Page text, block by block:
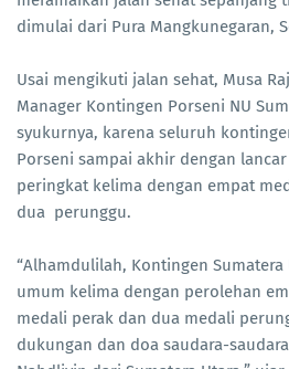
dimulai dari Pura Mangkunegaran,
Usai mengikuti jalan sehat, Musa
Manager Kontingen Porseni NU
syukurnya, karena seluruh
Porseni sampai akhir dengan
peringkat kelima dengan empat
dua perunggu.
“Alhamdulilah, Kontingen
umum kelima dengan perolehan
medali perak dan dua medali
dukungan dan doa saudara-